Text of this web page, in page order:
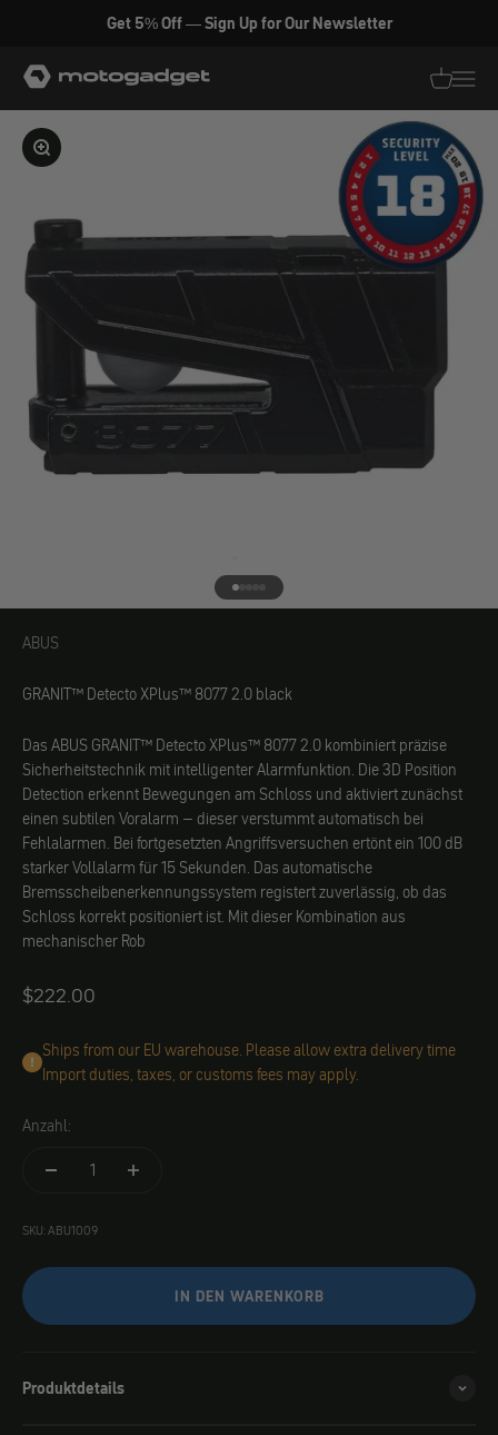
Zum Inhalt springen
Get 5% Off — Sign Up for Our Newsletter
motogadget GmbH
Bild vergrößern
Gehe zu Element 1
Gehe zu Element 2
Gehe zu Element 3
Gehe zu Element 4
Gehe zu Element 5
ABUS
ABUS
GRANIT™ Detecto XPlus™ 8077 2.0 black
Das ABUS GRANIT™ Detecto XPlus™ 8077 2.0 kombiniert präzise
Sicherheitstechnik mit intelligenter Alarmfunktion. Die 3D Position
Detection erkennt Bewegungen am Schloss und aktiviert zunächst
einen subtilen Voralarm – dieser verstummt automatisch bei
Fehlalarmen. Bei fortgesetzten Angriffsversuchen ertönt ein 100 dB
starker Vollalarm für 15 Sekunden. Das automatische
Bremsscheibenerkennungssystem registert zuverlässig, ob das
Schloss korrekt positioniert ist. Mit dieser Kombination aus
mechanischer Rob
Angebot
$222.00
Ships from our EU warehouse. Please allow extra delivery time
Import duties, taxes, or customs fees may apply.
Anzahl:
SKU: ABU1009
IN DEN WARENKORB
Produktdetails